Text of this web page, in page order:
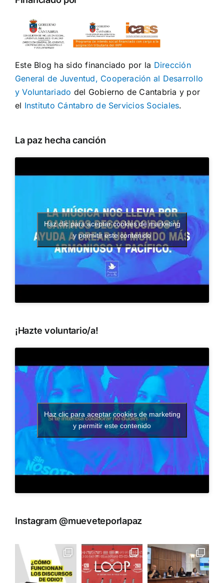
Este Blog ha sido financiado por la Dirección
General de Juventud, Cooperación al Desarrollo
y Voluntariado del Gobierno de Cantabria y por
el Instituto Cántabro de Servicios Sociales.
La paz hecha canción
Haz clic para aceptar cookies de marketing
y permitir este contenido
¡Hazte voluntario/a!
Haz clic para aceptar cookies de marketing
y permitir este contenido
Instagram @mueveteporlapaz